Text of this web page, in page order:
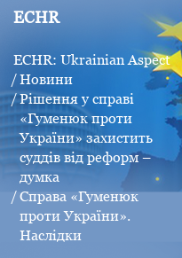
ECHR
ECHR: Ukrainian Aspect
Новини
Рішення у справі
«Гуменюк проти
України» захистить
суддів від реформ –
думка
Справа «Гуменюк
проти України».
Наслідки